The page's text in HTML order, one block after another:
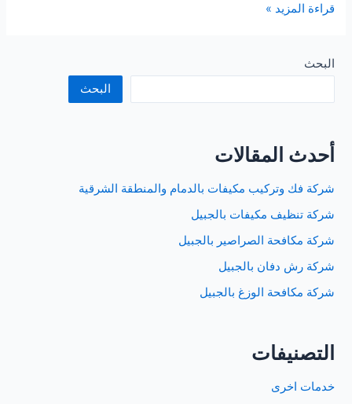
شركة
الحمام
بالخبر
قراءة المزيد »
البحث
البحث
أحدث المقالات
شركة فك وتركيب مكيفات بالدمام والمنطقة الشرقية
شركة تنظيف مكيفات بالجبيل
شركة مكافحة الصراصير بالجبيل
شركة رش دفان بالجبيل
شركة مكافحة الوزغ بالجبيل
التصنيفات
خدمات اخرى